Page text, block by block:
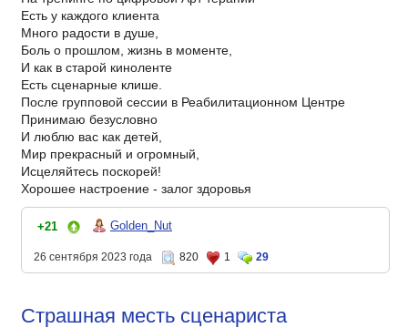
Есть у каждого клиента
Много радости в душе,
Боль о прошлом, жизнь в моменте,
И как в старой киноленте
Есть сценарные клише.
После групповой сессии в Реабилитационном Центре
Принимаю безусловно
И люблю вас как детей,
Мир прекрасный и огромный,
Исцеляйтесь поскорей!
Хорошее настроение - залог здоровья
+21 Golden_Nut
26 сентября 2023 года 820 1 29
Страшная месть сценариста